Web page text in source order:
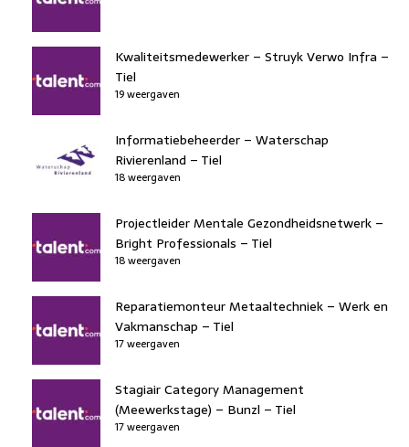
Kwaliteitsmedewerker – Struyk Verwo Infra –
Tiel
19 weergaven
Informatiebeheerder – Waterschap
Rivierenland – Tiel
18 weergaven
Projectleider Mentale Gezondheidsnetwerk –
Bright Professionals – Tiel
18 weergaven
Reparatiemonteur Metaaltechniek – Werk en
Vakmanschap – Tiel
17 weergaven
Stagiair Category Management
(Meewerkstage) – Bunzl – Tiel
17 weergaven